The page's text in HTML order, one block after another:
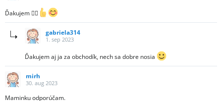
Ďakujem 🧚‍♂️
gabriela314
1. sep 2023
Ďakujem aj ja za obchodík, nech sa dobre nosia
mirh
30. aug 2023
Maminku odporúčam.